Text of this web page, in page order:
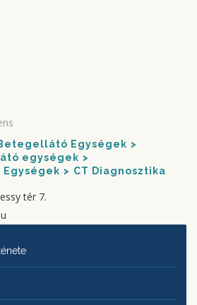
Egységek
egységek
Egységek CT Diagnosztika
tér 7.